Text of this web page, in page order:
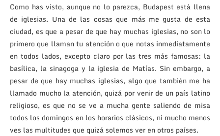
Como has visto, aunque no lo parezca, Budapest está llena
de iglesias. Una de las cosas que más me gusta de esta
ciudad, es que a pesar de que hay muchas iglesias, no son lo
primero que llaman tu atención o que notas inmediatamente
en todos lados, excepto claro por las tres más famosas: la
basílica, la sinagoga y la iglesia de Matías. Sin embargo, a
pesar de que hay muchas iglesias, algo que también me ha
llamado mucho la atención, quizá por venir de un país latino
religioso, es que no se ve a mucha gente saliendo de misa
todos los domingos en los horarios clásicos, ni mucho menos
ves las multitudes que quizá solemos ver en otros países.